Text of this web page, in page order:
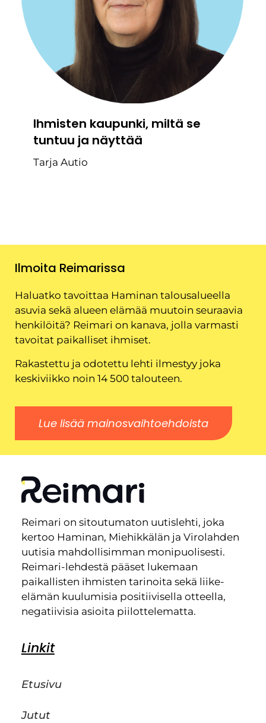
Ihmisten kaupunki, miltä se
tuntuu ja näyttää
Tarja Autio
Ilmoita Reimarissa
Haluatko tavoittaa Haminan talousalueella
asuvia sekä alueen elämää muutoin seuraavia
henkilöitä? Reimari on kanava, jolla varmasti
tavoitat paikalliset ihmiset.
Rakastettu ja odotettu lehti ilmestyy joka
keskiviikko noin 14 500 talouteen.
Lue lisää mainosvaihtoehdoista
Reimari on sitoutumaton uutislehti, joka
kertoo Haminan, Miehikkälän ja Virolahden
uutisia mahdollisimman monipuolisesti.
Reimari-lehdestä pääset lukemaan
paikallisten ihmisten tarinoita sekä liike-
elämän kuulumisia positiivisella otteella,
negatiivisia asioita piilottelematta.
Linkit
Etusivu
Jutut